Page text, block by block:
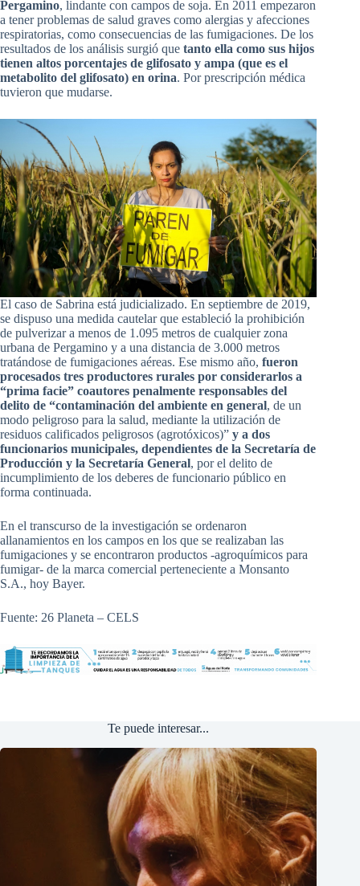
Pergamino, lindante con campos de soja. En 2011 empezaron
a tener problemas de salud graves como alergias y afecciones
respiratorias, como consecuencias de las fumigaciones. De los
resultados de los análisis surgió que tanto ella como sus hijos
tienen altos porcentajes de glifosato y ampa (que es el
metabolito del glifosato) en orina. Por prescripción médica
tuvieron que mudarse.
El caso de Sabrina está judicializado. En septiembre de 2019,
se dispuso una medida cautelar que estableció la prohibición
de pulverizar a menos de 1.095 metros de cualquier zona
urbana de Pergamino y a una distancia de 3.000 metros
tratándose de fumigaciones aéreas. Ese mismo año, fueron
procesados tres productores rurales por considerarlos a
“prima facie” coautores penalmente responsables del
delito de “contaminación del ambiente en general, de un
modo peligroso para la salud, mediante la utilización de
residuos calificados peligrosos (agrotóxicos)” y a dos
funcionarios municipales, dependientes de la Secretaría de
Producción y la Secretaría General, por el delito de
incumplimiento de los deberes de funcionario público en
forma continuada.
En el transcurso de la investigación se ordenaron
allanamientos en los campos en los que se realizaban las
fumigaciones y se encontraron productos -agroquímicos para
fumigar- de la marca comercial perteneciente a Monsanto
S.A., hoy Bayer.
Fuente: 26 Planeta – CELS
Te puede interesar...